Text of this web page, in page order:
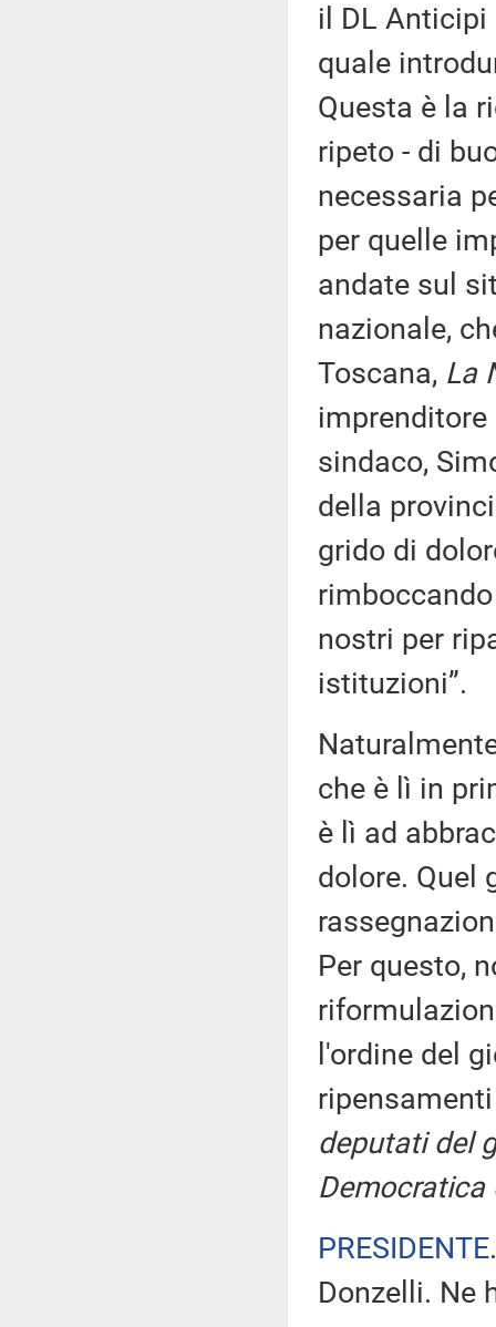
il DL Anticipi
quale
Questa è la
ripeto - di
necessaria
per quelle
andate sul
nazionale,
Toscana, La
sindaco,
della
grido di
nostri per
istituzioni”.
che è lì in
è lì ad
dolore. Quel
Per questo,
l'ordine del
deputati del
Democratica
PRESIDENTE
Donzelli. Ne